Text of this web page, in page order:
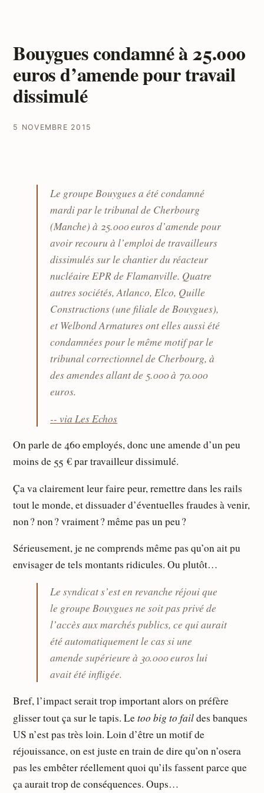
Bouygues condamné à 25.000
euros d’amende pour travail
dissimulé
5 NOVEMBRE 2015
Le groupe Bouygues a été condamné
mardi par le tribunal de Cherbourg
(Manche) à 25.000 euros d’amende pour
avoir recouru à l’emploi de travailleurs
dissimulés sur le chantier du réacteur
nucléaire EPR de Flamanville. Quatre
autres sociétés, Atlanco, Elco, Quille
Constructions (une filiale de Bouygues),
et Welbond Armatures ont elles aussi été
condamnées pour le même motif par le
tribunal correctionnel de Cherbourg, à
des amendes allant de 5.000 à 70.000
euros.
-- via Les Echos
On parle de 460 employés, donc une amende d’un peu
moins de 55 € par travailleur dissimulé.
Ça va clairement leur faire peur, remettre dans les rails
tout le monde, et dissuader d’éventuelles fraudes à venir,
non ? non ? vraiment ? même pas un peu ?
Sérieusement, je ne comprends même pas qu’on ait pu
envisager de tels montants ridicules. Ou plutôt…
Le syndicat s’est en revanche réjoui que
le groupe Bouygues ne soit pas privé de
l’accès aux marchés publics, ce qui aurait
été automatiquement le cas si une
amende supérieure à 30.000 euros lui
avait été infligée.
Bref, l’impact serait trop important alors on préfère
glisser tout ça sur le tapis. Letoo big to faildes banques
US n’est pas très loin. Loin d’être un motif de
réjouissance, on est juste en train de dire qu’on n’osera
pas les embêter réellement quoi qu’ils fassent parce que
ça aurait trop de conséquences. Oups…